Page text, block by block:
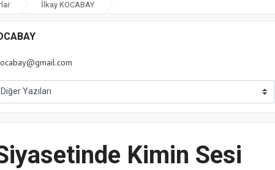
İlkay KOCABAY
Kimin Sesi